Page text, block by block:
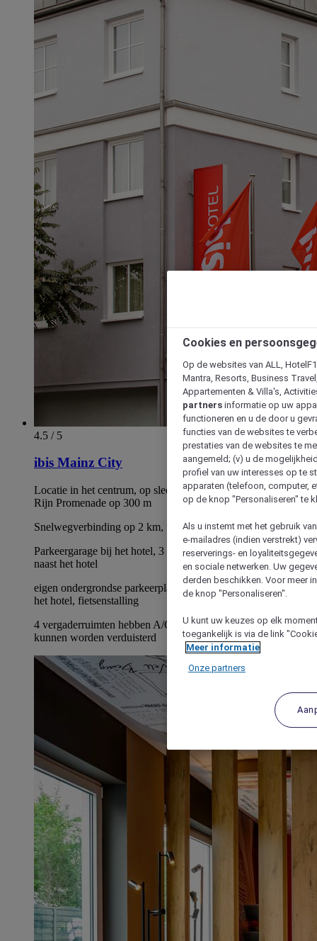
4.5 / 5
ibis Mainz City
Locatie in het centrum, op slechts 5 minuten lopen naar de
Rijn Promenade op 300 m
Snelwegverbinding op 2 km, trein- en busstation op 300 m
Parkeergarage bij het hotel, 3 parkeerplaatsen voor bussen pal
naast het hotel
eigen ondergrondse parkeerplaats, 3 busparkeerplekken voor
het hotel, fietsenstalling
4 vergaderruimten hebben A/C, daglicht, geen pilaren en
kunnen worden verduisterd
Cookies en
Op de websites van ALL,
Mantra, Resorts, Business
Appartementen & Villa's,
partners informatie op uw
functioneren en u de door u
functies van de websites te
prestaties van de websites te
aangemeld; (v) u de
profiel van uw interesses op te
apparaten (telefoon, computer,
op de knop "Personaliseren" te
Als u instemt met het gebruik
e-mailadres (indien verstrekt)
reserverings- en
en sociale netwerken. Uw
derden beschikken. Voor meer
de knop "Personaliseren".
U kunt uw keuzes op elk
toegankelijk is via de link
Meer informatie
Onze partners